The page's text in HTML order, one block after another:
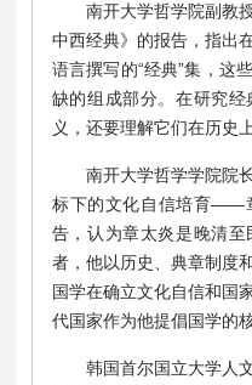
南开大学哲学院副教
中西经典》的报告，指出
语言撰写的“经典”集，这
缺的组成部分。在研究
义，还要理解它们在历史
南开大学哲学学院院
标下的文化自信培育——
告，认为章太炎是晚清
者，他以历史、典章制度
国学在确立文化自信和国
代国家作为他提倡国学的
韩国首尔国立大学人